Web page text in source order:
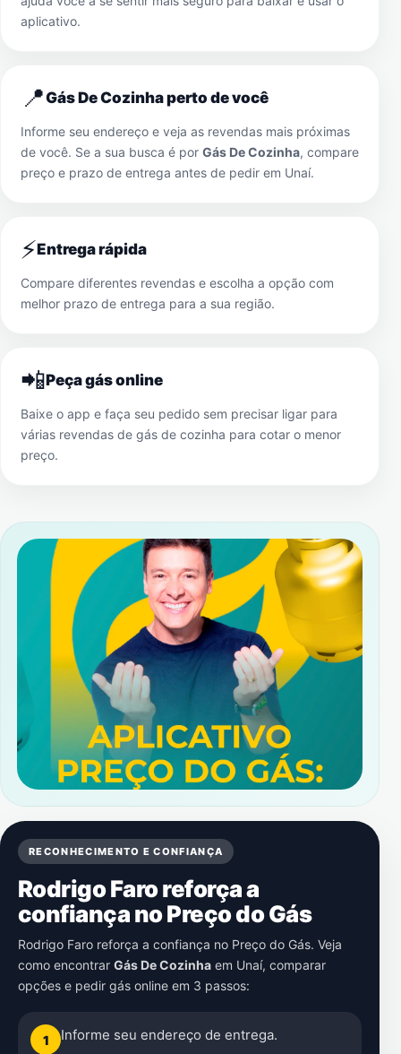
aplicativo.
📍Gás De Cozinha perto de você
Informe seu endereço e veja as revendas mais próximas
de você. Se a sua busca é por Gás De Cozinha, compare
preço e prazo de entrega antes de pedir em Unaí.
⚡Entrega rápida
Compare diferentes revendas e escolha a opção com
melhor prazo de entrega para a sua região.
📲Peça gás online
Baixe o app e faça seu pedido sem precisar ligar para
várias revendas de gás de cozinha para cotar o menor
preço.
RECONHECIMENTO E CONFIANÇA
Rodrigo Faro reforça a
confiança no Preço do Gás
Rodrigo Faro reforça a confiança no Preço do Gás. Veja
como encontrar Gás De Cozinha em Unaí, comparar
opções e pedir gás online em 3 passos:
1 Informe seu endereço de entrega.